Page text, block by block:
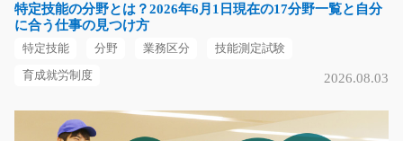
大阪府茨木市
気になる
冷凍倉庫でのリフト作業/y03_01529
特定技能の分野とは？2026年6月1日現在の17分野一覧と自分
に合う仕事の見つけ方
特定技能 分野 業務区分 技能測定試験
育成就労制度 2026.08.03